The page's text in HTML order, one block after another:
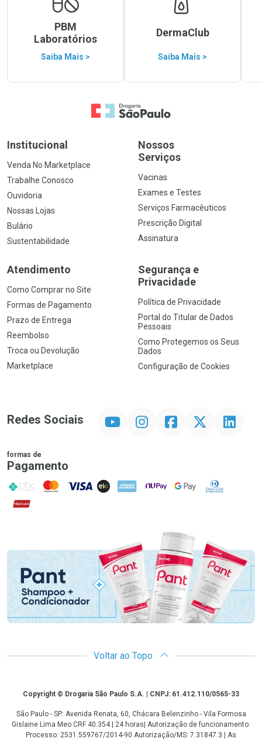
PBM
Laboratórios
Saiba Mais >
DermaClub
Saiba Mais >
Ir para a Home
Institucional
Venda No Marketplace
Trabalhe Conosco
Ouvidoria
Nossas Lojas
Bulário
Sustentabilidade
Nossos
Serviços
Vacinas
Exames e Testes
Serviços Farmacêuticos
Prescrição Digital
Assinatura
Atendimento
Como Comprar no Site
Formas de Pagamento
Prazo de Entrega
Reembolso
Troca ou Devolução
Marketplace
Segurança e
Privacidade
Política de Privacidade
Portal do Titular de Dados
Pessoais
Como Protegemos os Seus
Dados
Configuração de Cookies
Redes Sociais InstagramFacebookTwitter Linkedin
formas de
Pagamento
PIX MasterCard
VISA ELO AMEX NuPay Google PayDiners Club
Hipercard
Promoção em Destaque
Voltar ao Topo
CopyrightCopyright © Drogaria São Paulo S.A. | CNPJ: 61.412.110/0565-33
São Paulo - SP: Avenida Renata, 60, Chácara Belenzinho - Vila Formosa
Gislaine Lima Meo CRF 40.354 | 24 horas| Autorização de funcionamento:
Processo: 2531.559767/2014-90 Autorização/MS: 7.31847.3 | As